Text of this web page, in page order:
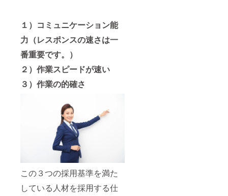
１）コミュニケーション能
力（レスポンスの速さは一
番重要です。）
２）作業スピードが速い
３）作業の的確さ
この３つの採用基準を満た
している人材を採用する仕